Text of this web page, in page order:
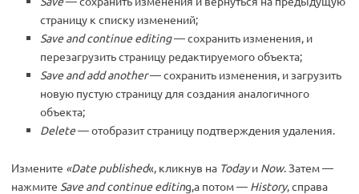
страницу к списку изменений;
Save and continue editing— сохранить изменения, и
перезагрузить страницу редактируемого объекта;
Save and add another— сохранить изменения, и загрузить
новую пустую страницу для создания аналогичного
объекта;
Delete— отобразит страницу подтверждения удаления.
Измените «Date published«, кликнув на Todayи Now. Затем —
нажмите Save and continue editing,а потом — History, справа